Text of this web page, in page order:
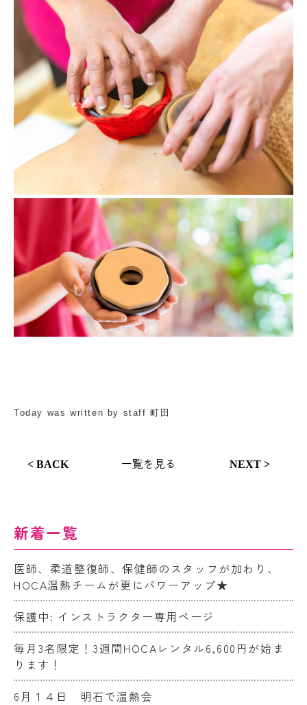
Today was written by staff 町田
< BACK 一覧を見る NEXT >
新着一覧
医師、柔道整復師、保健師のスタッフが加わり、
HOCA温熱チームが更にパワーアップ★
保護中: インストラクター専用ページ
毎月3名限定！3週間HOCAレンタル6,600円が始ま
ります！
6月１４日 明石で温熱会